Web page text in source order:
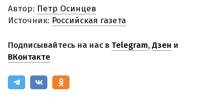
Автор: Петр Осинцев
Источник: Российская газета
Подписывайтесь на нас в Telegram,Дзен и
ВКонтакте